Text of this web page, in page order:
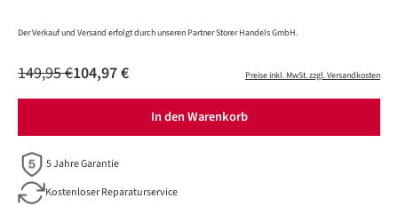
Der Verkauf und Versand erfolgt durch unseren Partner Storer Handels GmbH.
104,97 €
149,95 € Preise inkl. MwSt. zzgl. Versandkosten
In den Warenkorb
5 Jahre Garantie
Kostenloser Reparaturservice